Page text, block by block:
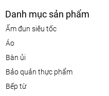
Danh mục sản phẩm
ấm đun siêu tốc
áo
bàn ủi
bảo quản thực phẩm
bếp từ